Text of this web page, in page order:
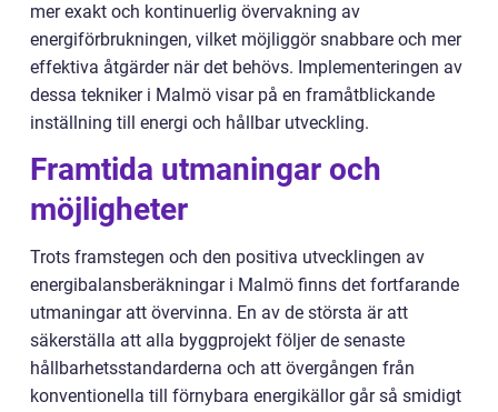
mer exakt och kontinuerlig övervakning av
energiförbrukningen, vilket möjliggör snabbare och mer
effektiva åtgärder när det behövs. Implementeringen av
dessa tekniker i Malmö visar på en framåtblickande
inställning till energi och hållbar utveckling.
Framtida utmaningar och
möjligheter
Trots framstegen och den positiva utvecklingen av
energibalansberäkningar i Malmö finns det fortfarande
utmaningar att övervinna. En av de största är att
säkerställa att alla byggprojekt följer de senaste
hållbarhetsstandarderna och att övergången från
konventionella till förnybara energikällor går så smidigt